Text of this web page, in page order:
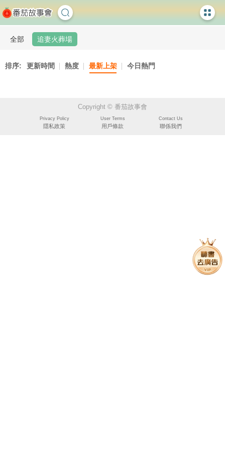
全部 追妻火葬場
排序: 更新時間 熱度 最新上架 今日熱門
Copyright © 番茄故事會
Privacy Policy
隱私政策
User Terms
用戶條款
Contact Us
聯係我們